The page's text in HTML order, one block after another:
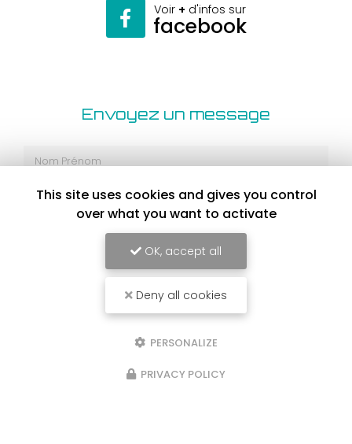
Voir + d'infos sur
facebook
Envoyez un message
Société
This site uses cookies and gives you control
over what you want to activate
OK, accept all
Deny all cookies
PERSONALIZE
PRIVACY POLICY